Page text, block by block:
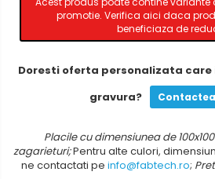
promotie. Verifica aici daca
beneficiaza de
Doresti oferta personalizata
gravura?
Placile cu dimensiunea de
zagarieturi;Pentru alte culori,
ne contactati pe info@fabtech.ro;